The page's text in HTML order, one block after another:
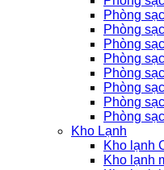
Phòng
Phòng
Phòng
Phòng
Phòng
Phòng
Phòng
Phòng
Kho Lạnh
Kho lạnh
Kho lạnh